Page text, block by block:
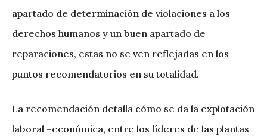
apartado de determinación de violaciones a los
derechos humanos y un buen apartado de
reparaciones, estas no se ven reflejadas en los
puntos recomendatorios en su totalidad.
La recomendación detalla cómo se da la explotación
laboral –económica, entre los líderes de las plantas